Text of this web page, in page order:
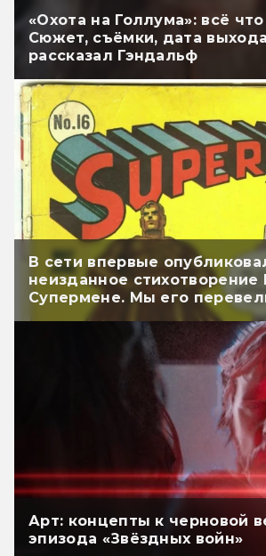
«Охота на Голлума»: всё
Сюжет, съёмки, дата
рассказал Гэндальф
В сети впервые
неизданное стихотворение
Супермене. Мы его
Арт: концепты к черновой
эпизода «Звёздных войн»